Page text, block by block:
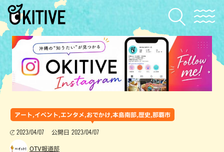
アート,イベント,エンタメ,おでかけ,本島南部,歴史,那覇市
2023/04/07 公開日 2023/04/07
OTV報道部